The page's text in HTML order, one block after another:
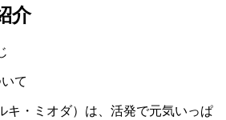
介
て
キ・ミオダ）は、活発で元気いっぱ